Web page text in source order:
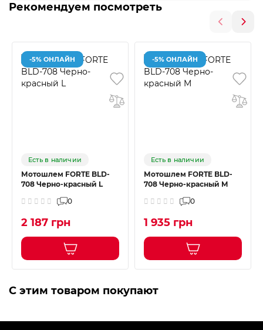
Рекомендуем посмотреть
-5% ОНЛАЙН
Есть в наличии
Мотошлем FORTE BLD-
708 Черно-красный L
0
2 187 грн
-5% ОНЛАЙН
Есть в наличии
Мотошлем FORTE BLD-
708 Черно-красный M
0
1 935 грн
С этим товаром покупают